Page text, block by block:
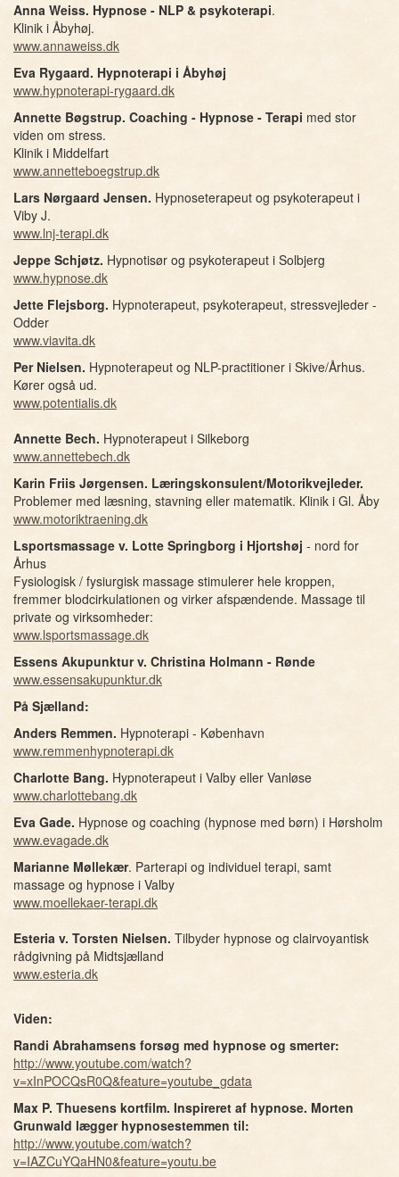
Anna Weiss. Hypnose - NLP & psykoterapi.
Klinik i Åbyhøj.
www.annaweiss.dk
Eva Rygaard. Hypnoterapi i Åbyhøj
www.hypnoterapi-rygaard.dk
Annette Bøgstrup. Coaching - Hypnose - Terapi med stor
viden om stress.
Klinik i Middelfart
www.annetteboegstrup.dk
Lars Nørgaard Jensen. Hypnoseterapeut og psykoterapeut i
Viby J.
www.lnj-terapi.dk
Jeppe Schjøtz. Hypnotisør og psykoterapeut i Solbjerg
www.hypnose.dk
Jette Flejsborg. Hypnoterapeut, psykoterapeut, stressvejleder -
Odder
www.viavita.dk
Per Nielsen. Hypnoterapeut og NLP-practitioner i Skive/Århus.
Kører også ud.
www.potentialis.dk
Annette Bech. Hypnoterapeut i Silkeborg
www.annettebech.dk
Karin Friis Jørgensen. Læringskonsulent/Motorikvejleder.
Problemer med læsning, stavning eller matematik. Klinik i Gl. Åby
www.motoriktraening.dk
Lsportsmassage v. Lotte Springborg i Hjortshøj - nord for
Århus
Fysiologisk / fysiurgisk massage stimulerer hele kroppen,
fremmer blodcirkulationen og virker afspændende. Massage til
private og virksomheder:
www.lsportsmassage.dk
Essens Akupunktur v. Christina Holmann - Rønde
www.essensakupunktur.dk
På Sjælland:
Anders Remmen. Hypnoterapi - København
www.remmenhypnoterapi.dk
Charlotte Bang. Hypnoterapeut i Valby eller Vanløse
www.charlottebang.dk
Eva Gade. Hypnose og coaching (hypnose med børn) i Hørsholm
www.evagade.dk
Marianne Møllekær. Parterapi og individuel terapi, samt
massage og hypnose i Valby
www.moellekaer-terapi.dk
Esteria v. Torsten Nielsen. Tilbyder hypnose og clairvoyantisk
rådgivning på Midtsjælland
www.esteria.dk
Viden:
Randi Abrahamsens forsøg med hypnose og smerter:
http://www.youtube.com/watch?
v=xInPOCQsR0Q&feature=youtube_gdata
Max P. Thuesens kortfilm. Inspireret af hypnose. Morten
Grunwald lægger hypnosestemmen til:
http://www.youtube.com/watch?
v=IAZCuYQaHN0&feature=youtu.be